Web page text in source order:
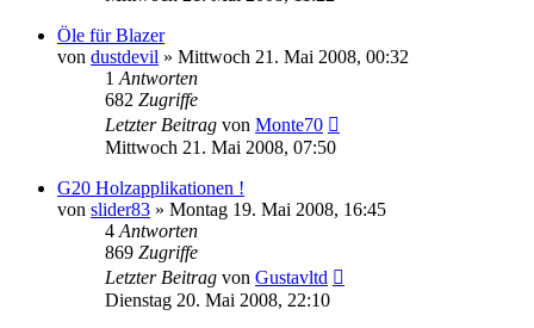
Öle für Blazer
von dustdevil » Mittwoch 21. Mai 2008, 00:32
1 Antworten
682 Zugriffe
Letzter Beitrag von Monte70
Mittwoch 21. Mai 2008, 07:50
G20 Holzapplikationen !
von slider83 » Montag 19. Mai 2008, 16:45
4 Antworten
869 Zugriffe
Letzter Beitrag von Gustavltd
Dienstag 20. Mai 2008, 22:10